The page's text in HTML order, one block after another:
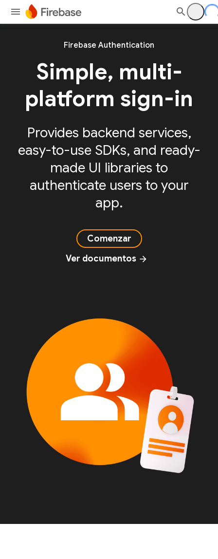
Firebase Authentication
Simple, multi-
platform sign-in
Provides backend services,
easy-to-use SDKs, and ready-
made UI libraries to
authenticate users to your
app.
Comenzar
Ver documentos arrow_forward